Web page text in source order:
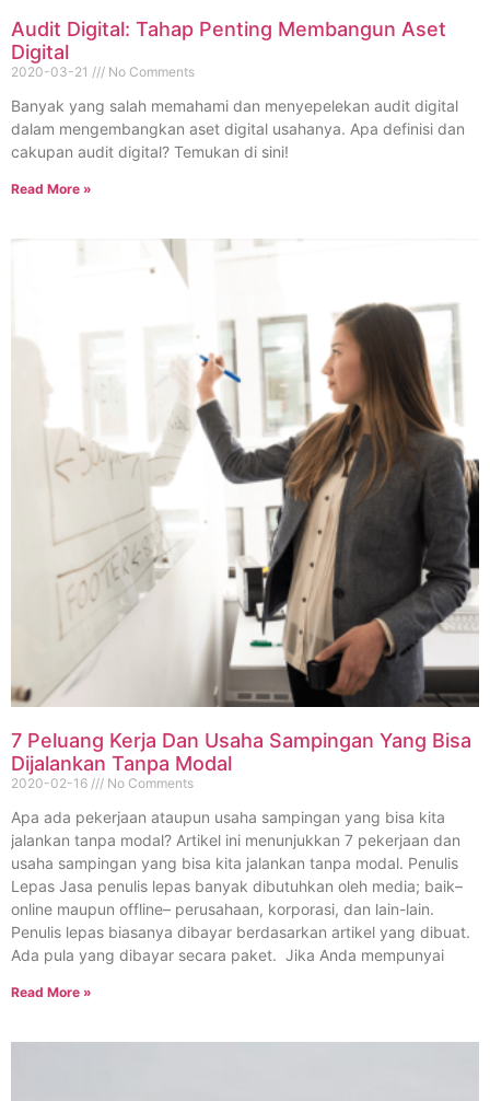
Audit Digital: Tahap Penting Membangun Aset
Digital
2020-03-21 No Comments
Banyak yang salah memahami dan menyepelekan audit digital
dalam mengembangkan aset digital usahanya. Apa definisi dan
cakupan audit digital? Temukan di sini!
Read More »
7 Peluang Kerja Dan Usaha Sampingan Yang Bisa
Dijalankan Tanpa Modal
2020-02-16 No Comments
Apa ada pekerjaan ataupun usaha sampingan yang bisa kita
jalankan tanpa modal? Artikel ini menunjukkan 7 pekerjaan dan
usaha sampingan yang bisa kita jalankan tanpa modal. Penulis
Lepas Jasa penulis lepas banyak dibutuhkan oleh media; baik–
online maupun offline– perusahaan, korporasi, dan lain-lain.
Penulis lepas biasanya dibayar berdasarkan artikel yang dibuat.
Ada pula yang dibayar secara paket. Jika Anda mempunyai
Read More »